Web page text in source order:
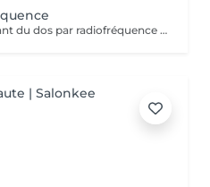
Le concept du massage relaxant du dos par radiofréquence proposé par NANNIC est une approche innovante qui allie détente profonde et soin technologique avancé. Grâce à l'utilisation de la radiofréquence, ce massage permet de chauffer en douceur les tissus cutanés et sous-cutanés, favorisant une relaxation musculaire optimale tout en stimulant la microcirculation. Cette méthode procure un double bénéfice: -Bien-être immédiat -Soin en profondeur Le massage relaxant du dos par radiofréquence NANNIC est idéal pour les personnes recherchant une expérience de détente haut de gamme associée aux bienfaits esthétiques visibles. C'est un véritable moment de soin holistique, à la fois apaisant pour l'esprit et régénérant pour le corps.